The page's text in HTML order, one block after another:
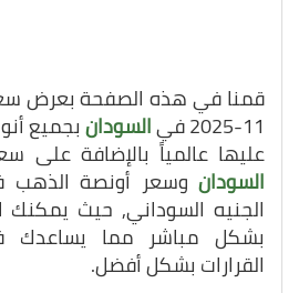
11-2025 في السودانبجميع
عليها عالمياً بالإضافة
السودان وسعر أونصة
الجنيه السوداني, حيث يمكنك
بشكل مباشر مما يساعدك
القرارات بشكل أفضل.